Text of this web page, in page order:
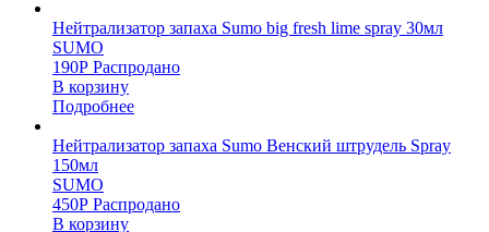
Нейтрализатор запаха Sumo big fresh lime spray 30мл
SUMO
190Р Распродано
В корзину
Подробнее
Нейтрализатор запаха Sumo Венский штрудель Spray
150мл
SUMO
450Р Распродано
В корзину